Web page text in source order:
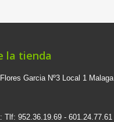
la tienda
Garcia Nº3 Local 1 Malaga
Tlf: 952.36.19.69 - 601.24.77.61